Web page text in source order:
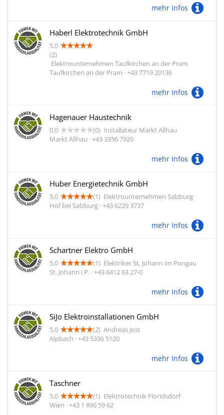
mehr Infos
Haberl Elektrotechnik GmbH
5,0
(2)
Elektrounternehmen Taufkirchen an der Pram
Taufkirchen an der Pram · +43 7719 20136
mehr Infos
Hagenauer Haustechnik
0,0 (0) Installateur Markt Allhau
Markt Allhau · +43 3356 7920
mehr Infos
Huber Energietechnik GmbH
5,0 (1) Elektrounternehmen Salzburg
Hof bei Salzburg · +43 6229 3737
mehr Infos
Schartner Elektro GmbH
5,0 (1) Elektriker St. Johann im Pongau
St. Johann i.P. · +43 6412 63 27-0
mehr Infos
SiJo Elektroinstallationen GmbH
5,0 (2) Andreas Jost
Alpbach · +43 5336 5120
mehr Infos
Taschner
5,0 (1) Elektrotechnik Floridsdorf
Wien · +43 1 890 59 62